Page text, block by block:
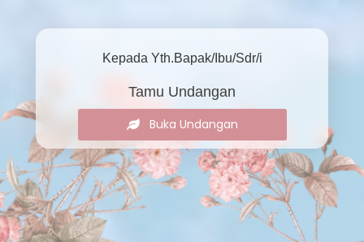
Kepada Yth.Bapak/Ibu/Sdr/i
Tamu Undangan
Buka Undangan